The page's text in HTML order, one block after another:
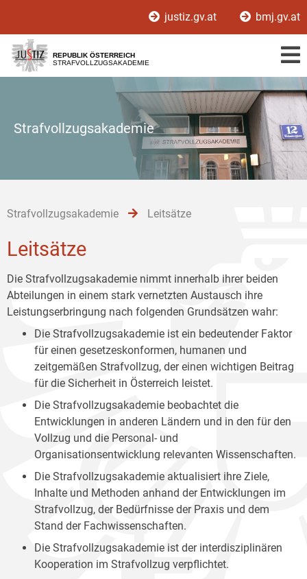
[1]
[2]
[3]
justiz.gv.at bmj.gv.at
REPUBLIK ÖSTERREICH
STRAFVOLLZUGSAKADEMIE
Strafvollzugsakademie
Strafvollzugsakademie Leitsätze
Leitsätze
Die Strafvollzugsakademie nimmt innerhalb ihrer beiden
Abteilungen in einem stark vernetzten Austausch ihre
Leistungserbringung nach folgenden Grundsätzen wahr:
Die Strafvollzugsakademie ist ein bedeutender Faktor
für einen gesetzeskonformen, humanen und
zeitgemäßen Strafvollzug, der einen wichtigen Beitrag
für die Sicherheit in Österreich leistet.
Die Strafvollzugsakademie beobachtet die
Entwicklungen in anderen Ländern und in den für den
Vollzug und die Personal- und
Organisationsentwicklung relevanten Wissenschaften.
Die Strafvollzugsakademie aktualisiert ihre Ziele,
Inhalte und Methoden anhand der Entwicklungen im
Strafvollzug, der Bedürfnisse der Praxis und dem
Stand der Fachwissenschaften.
Die Strafvollzugsakademie ist der interdisziplinären
Kooperation im Strafvollzug verpflichtet.